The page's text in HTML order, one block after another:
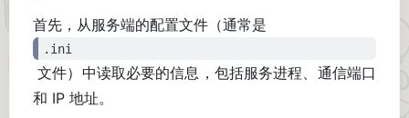
首先，从服务端的配置文件（通常是
.ini
文件）中读取必要的信息，包括服务进程、通信端口
和 IP 地址。